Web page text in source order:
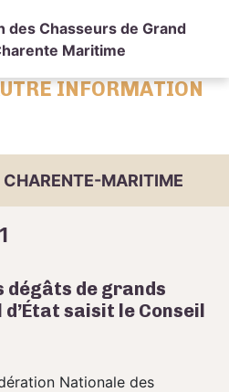
des Chasseurs de Grand
Maritime
INFORMATION
CHARENTE-MARITIME
dégâts de grands
saisit le Conseil
Nationale des